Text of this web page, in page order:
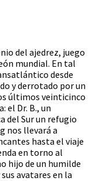
del ajedrez, juego
mundial. En tal
desde
y derrotado por un
últimos veinticinco
el Dr. B., un
del Sur un refugio
nos llevará a
hasta el viaje
en torno al
hijo de un humilde
avatares en la